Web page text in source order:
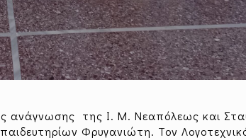
ανάγνωσης της Ι. Μ. Νεαπόλεως και
Φρυγανιώτη. Τον